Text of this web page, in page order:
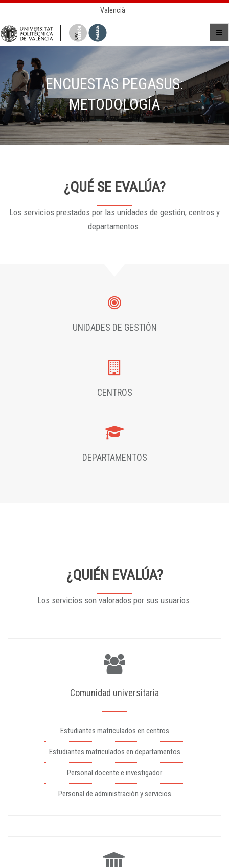
Valencià
ENCUESTAS PEGASUS:
METODOLOGÍA
¿QUÉ SE EVALÚA?
Los servicios prestados por las unidades de gestión, centros y
departamentos.
UNIDADES DE GESTIÓN
CENTROS
DEPARTAMENTOS
¿QUIÉN EVALÚA?
Los servicios son valorados por sus usuarios.
Comunidad universitaria
Estudiantes matriculados en centros
Estudiantes matriculados en departamentos
Personal docente e investigador
Personal de administración y servicios